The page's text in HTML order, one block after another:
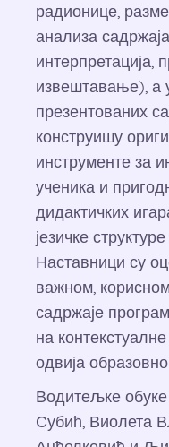
радионице,
анализа
извештавање), а
презентованих
конструишу
инструменте за
ученика и
дидактичких
језичке
Наставници су
важном,
садржаје
на
одвија
Водитељке
Субић, Виолета